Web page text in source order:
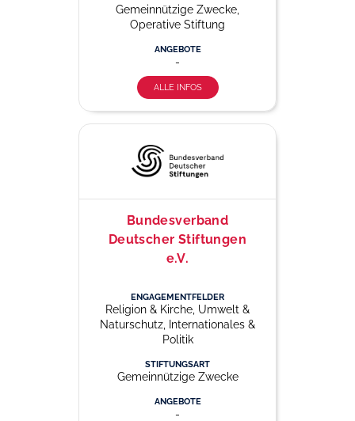
Gemeinnützige Zwecke,
Operative Stiftung
ANGEBOTE
-
ALLE INFOS
Bundesverband
Deutscher Stiftungen
e.V.
ENGAGEMENTFELDER
Religion & Kirche, Umwelt &
Naturschutz, Internationales &
Politik
STIFTUNGSART
Gemeinnützige Zwecke
ANGEBOTE
-